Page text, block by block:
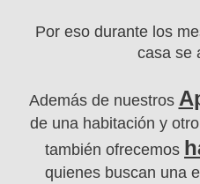
Por eso durante los
casa se
Además de nuestros
de una habitación y
también ofrecemos
quienes buscan una